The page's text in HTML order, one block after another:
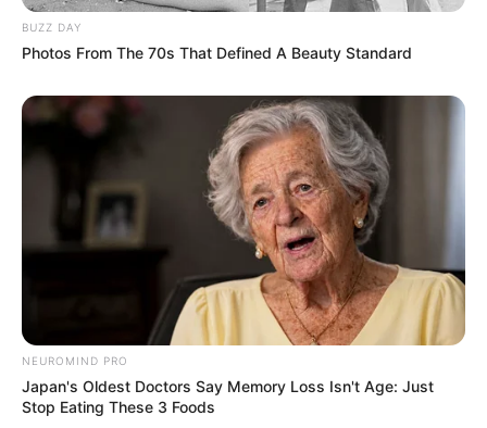
visitas que nunca aconteceram.
Terceiro lote da restituição do IR paga R$
4,61 bilhões para 2,7 milhões de
contribuintes.
Motos e bicicletas para ACS e ACE: veja o
passo a passo para conseguir o benefício.
PLP 185 continua travado na Câmara dos
Deputados por erro em seu texto.
BUZZ DAY
Photos From The 70s That Defined A Beauty Standard
NEUROMIND PRO
Japan's Oldest Doctors Say Memory Loss Isn't Age: Just
Stop Eating These 3 Foods